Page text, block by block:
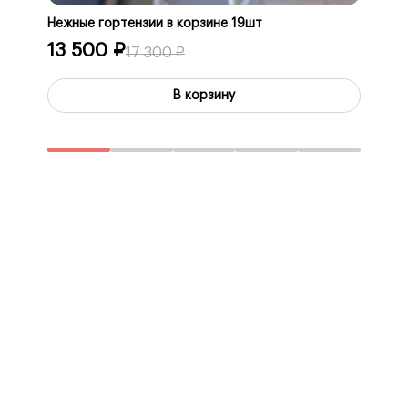
Нежные гортензии в корзине 19шт
13 500 ₽17 300 ₽
В корзину